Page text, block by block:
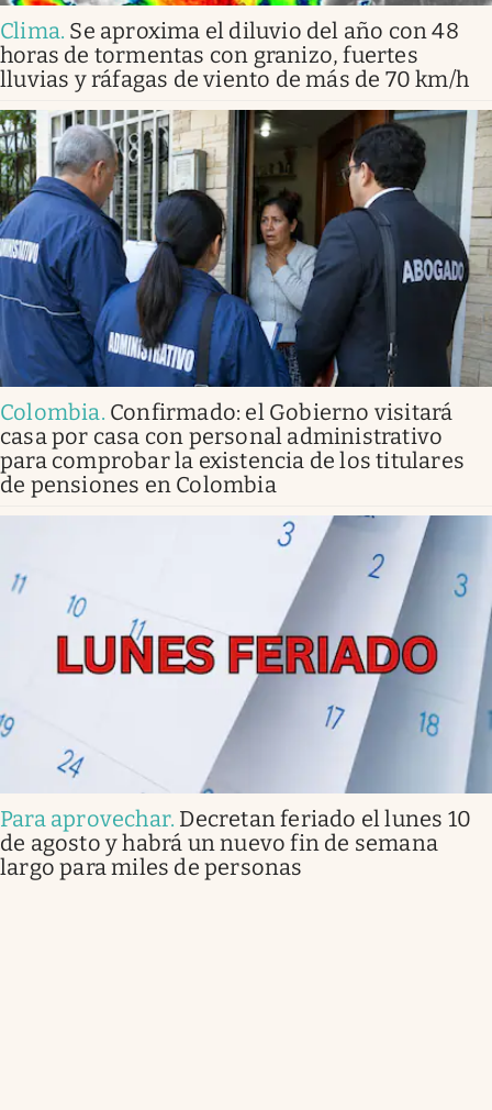
Clima. Se aproxima el diluvio del año con 48
horas de tormentas con granizo, fuertes
lluvias y ráfagas de viento de más de 70 km/h
Colombia. Confirmado: el Gobierno visitará
casa por casa con personal administrativo
para comprobar la existencia de los titulares
de pensiones en Colombia
Para aprovechar. Decretan feriado el lunes 10
de agosto y habrá un nuevo fin de semana
largo para miles de personas